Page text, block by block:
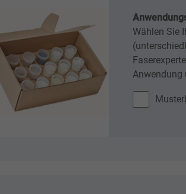
Wählen Sie
Anwendung